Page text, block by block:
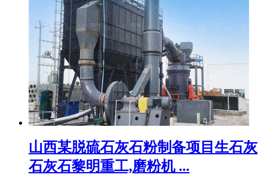
山西某脱硫石灰石粉制备项目生石灰
石灰石黎明重工,磨粉机 ...